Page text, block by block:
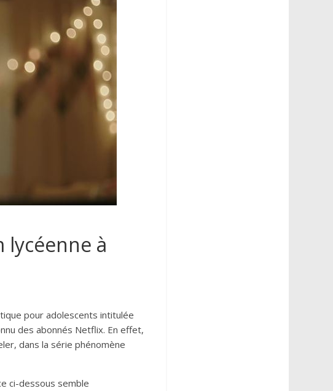
lycéenne à
pour adolescents intitulée
des abonnés Netflix. En effet,
dans la série phénomène
ci-dessous semble